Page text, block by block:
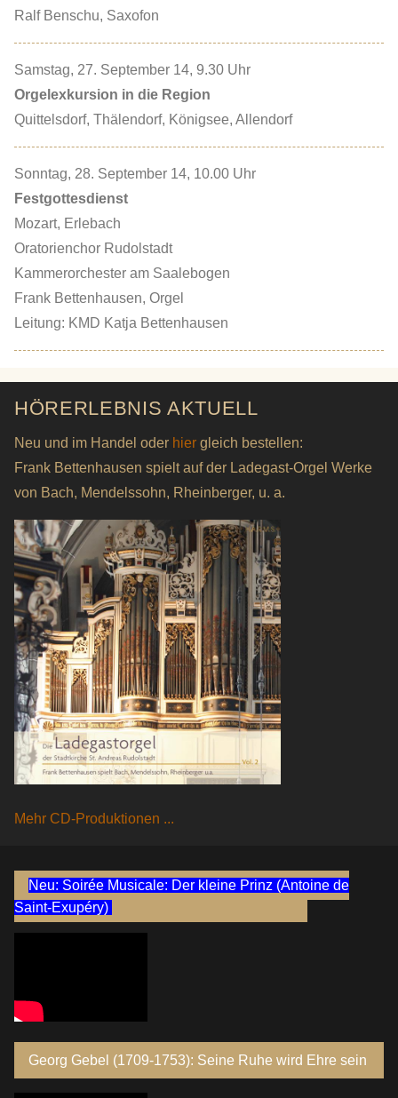
Ralf Benschu, Saxofon
Samstag, 27. September 14, 9.30 Uhr
Orgelexkursion in die Region
Quittelsdorf, Thälendorf, Königsee, Allendorf
Sonntag, 28. September 14, 10.00 Uhr
Festgottesdienst
Mozart, Erlebach
Oratorienchor Rudolstadt
Kammerorchester am Saalebogen
Frank Bettenhausen, Orgel
Leitung: KMD Katja Bettenhausen
HÖRERLEBNIS AKTUELL
Neu und im Handel oder hier gleich bestellen:
Frank Bettenhausen spielt auf der Ladegast-Orgel Werke
von Bach, Mendelssohn, Rheinberger, u. a.
Mehr CD-Produktionen ...
Neu: Soirée Musicale: Der kleine Prinz (Antoine de
Saint-Exupéry)
Georg Gebel (1709-1753): Seine Ruhe wird Ehre sein